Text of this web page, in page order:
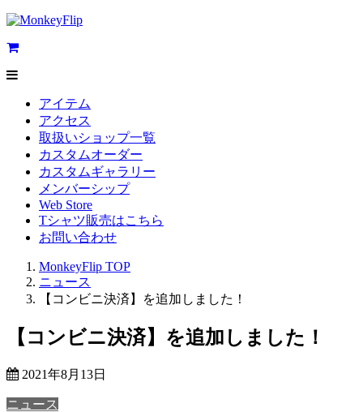
アイテム
アクセス
取扱いショップ一覧
カスタムオーダー
カスタムギャラリー
メンバーシップ
Web Store
Tシャツ販売はこちら
お問い合わせ
MonkeyFlip TOP
ニュース
【コンビニ決済】を追加しました！
【コンビニ決済】を追加しました！
2021年8月13日
ニュース